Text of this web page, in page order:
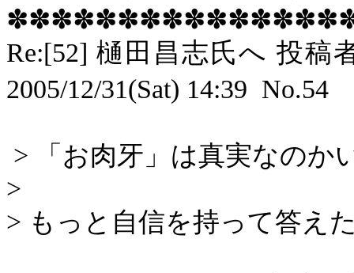
Re:[52]樋田昌志氏へ 投稿
2005/12/31(Sat) 14:39 No.54
>
「お肉牙」は真実なのか
>
> もっと自信を持って答え